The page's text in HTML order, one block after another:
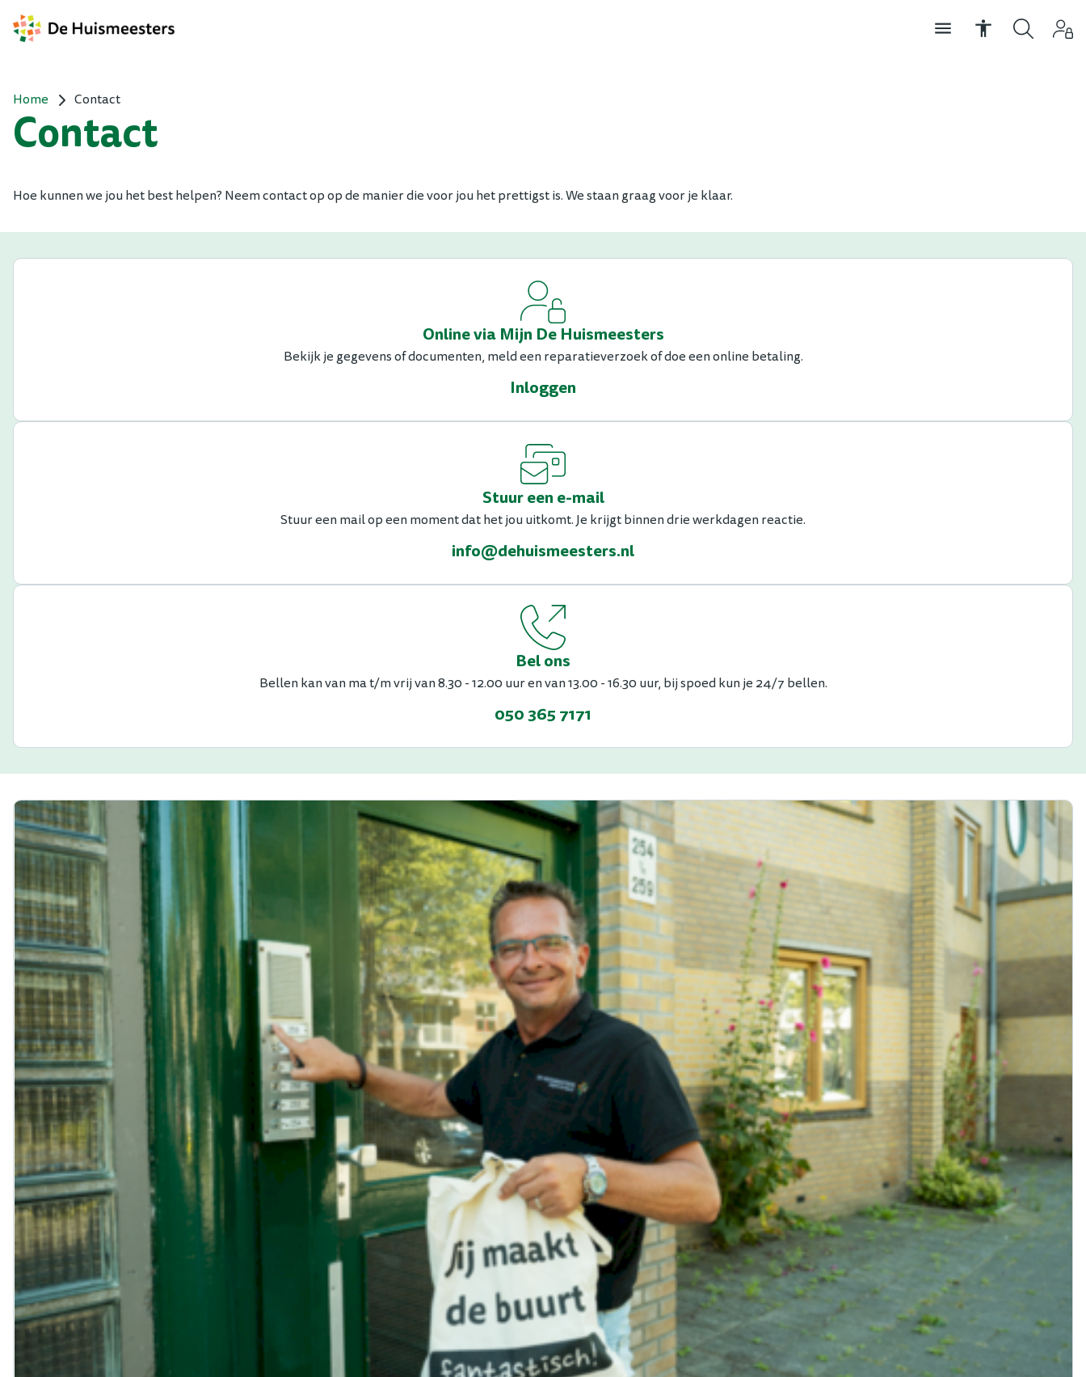
Home Contact
Contact
Hoe kunnen we jou het best helpen? Neem contact op op de manier die voor jou het prettigst is. We staan graag voor je klaar.
Online via Mijn De Huismeesters
Bekijk je gegevens of documenten, meld een reparatieverzoek of doe een online betaling.
Inloggen
Stuur een e-mail
Stuur een mail op een moment dat het jou uitkomt. Je krijgt binnen drie werkdagen reactie.
info@dehuismeesters.nl
Bel ons
Bellen kan van ma t/m vrij van 8.30 - 12.00 uur en van 13.00 - 16.30 uur, bij spoed kun je 24/7 bellen.
050 365 7171